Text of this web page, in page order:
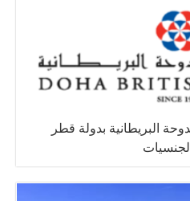
البريطانية بدولة قطر